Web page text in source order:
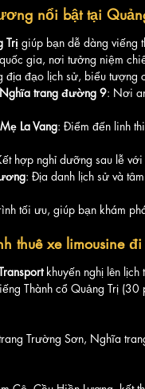
nổi bật tại
Trị giúp bạn dễ dàng viếng
gia, nơi tưởng niệm
địa đạo lịch sử, biểu tượng
trang đường 9: Nơi
La Vang: Điểm đến linh
hợp nghỉ dưỡng sau lễ với
: Địa danh lịch sử và
tối ưu, giúp bạn khám
thuê xe limousine
khuyến nghị lên lịch
Thành cổ Quảng Trị
Trường Sơn, Nghĩa